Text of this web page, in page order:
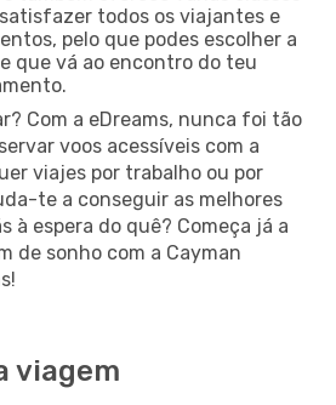
todos os viajantes e
pelo que podes escolher a
que vá ao encontro do teu
Com a eDreams, nunca foi tão
voos acessíveis com a
viajes por trabalho ou por
te a conseguir as melhores
à espera do quê? Começa já a
de sonho com a Cayman
viagem